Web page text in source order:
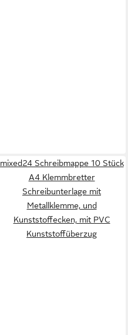
mixed24 Schreibmappe 10 Stück
A4 Klemmbretter
Schreibunterlage mit
Metallklemme, und
Kunststoffecken, mit PVC
Kunststoffüberzug